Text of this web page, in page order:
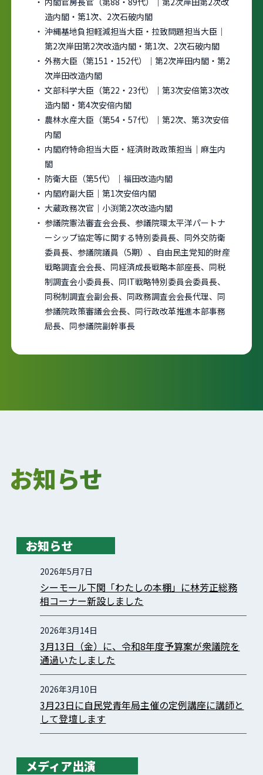
造内閣・第1次、2次石破内閣
沖縄基地負担軽減担当大臣・拉致問題担当大臣｜
第2次岸田第2次改造内閣・第1次、2次石破内閣
外務大臣（第151・152代）｜第2次岸田内閣・第2
次岸田改造内閣
文部科学大臣（第22・23代）｜第3次安倍第3次改
造内閣・第4次安倍内閣
農林水産大臣（第54・57代）｜第2次、第3次安倍
内閣
内閣府特命担当大臣・経済財政政策担当｜麻生内
閣
防衛大臣（第5代）｜福田改造内閣
内閣府副大臣｜第1次安倍内閣
大蔵政務次官｜小渕第2次改造内閣
参議院憲法審査会会長、参議院環太平洋パートナ
ーシップ協定等に関する特別委員長、同外交防衛
委員長、参議院議員（5期）、自由民主党知的財産
戦略調査会会長、同経済成長戦略本部座長、同税
制調査会小委員長、同IT戦略特別委員会委員長、
同税制調査会副会長、同政務調査会会長代理、同
参議院政策審議会会長、同行政改革推進本部事務
局長、同参議院副幹事長
お知らせ
お知らせ
2026年5月7日
シーモール下関「わたしの本棚」に林芳正総務
相コーナー新設しました
2026年3月14日
3月13日（金）に、令和8年度予算案が衆議院を
通過いたしました
2026年3月10日
3月23日に自民党青年局主催の定例講座に講師と
して登壇します
メディア出演